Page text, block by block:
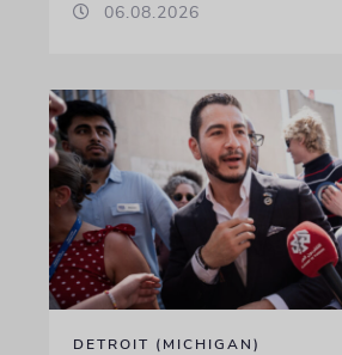
06.08.2026
DETROIT (MICHIGAN)